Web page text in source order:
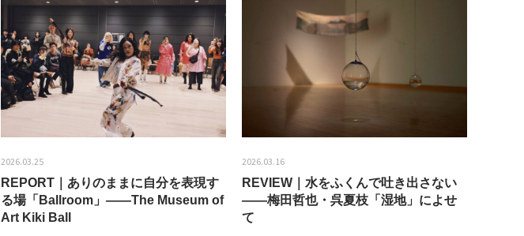
2026.03.25
REPORT｜ありのままに自分を表現す
る場「Ballroom」——The Museum of
Art Kiki Ball
2026.03.16
REVIEW｜水をふくんで吐き出さない
——梅田哲也・呉夏枝「湿地」によせ
て